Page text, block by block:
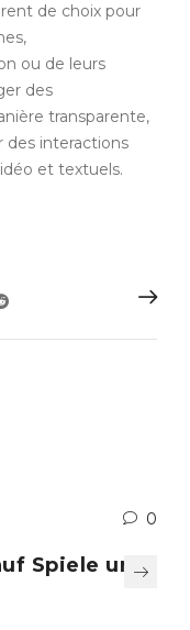
de choix pour
ou de leurs
des
transparente,
des interactions
et textuels.
0
Spiele und